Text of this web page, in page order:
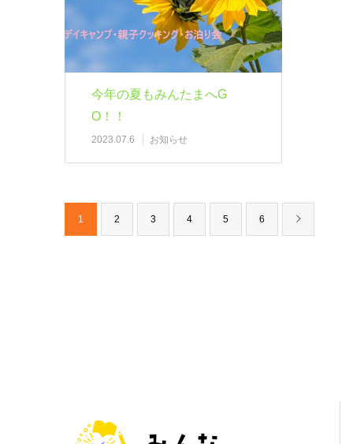
今年の夏もみんたまへG
O！！
2023.07.6 お知らせ
1 2 3 4 5 6